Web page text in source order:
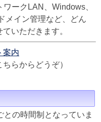
ークLAN、Windows、
メイン管理など、どん
いただきます。
案内
らからどうぞ）
の時間制となっていま